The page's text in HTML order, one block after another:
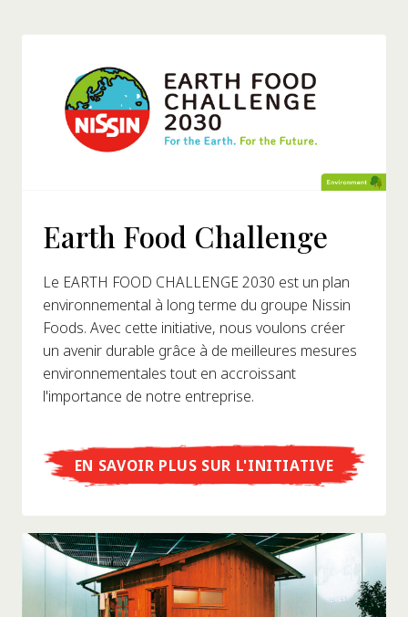
Earth Food Challenge
Le EARTH FOOD CHALLENGE 2030 est un plan
environnemental à long terme du groupe Nissin
Foods. Avec cette initiative, nous voulons créer
un avenir durable grâce à de meilleures mesures
environnementales tout en accroissant
l'importance de notre entreprise.
EN SAVOIR PLUS SUR L'INITIATIVE